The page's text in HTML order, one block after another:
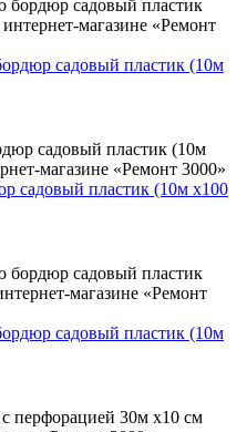
садовый пластик (10м
пластик (10м х100
садовый пластик (10м